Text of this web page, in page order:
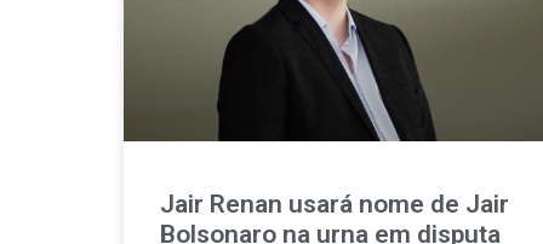
Jair Renan usará nome de Jair
Bolsonaro na urna em disputa